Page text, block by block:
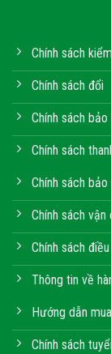
Chính sách
Chính sách đổi
Chính sách
Chính sách
Chính sách
Chính sách vận
Chính sách
Thông tin về
Hướng dẫn
Chính sách